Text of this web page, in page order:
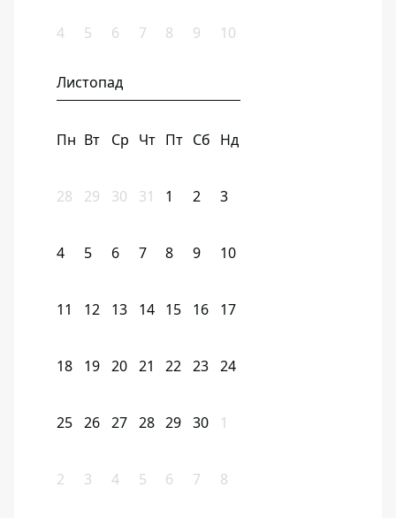
4 5 6 7 8 9 10
Листопад
Пн Вт Ср Чт Пт Сб Нд
28 29 30 31 1 2 3
4 5 6 7 8 9 10
11 12 13 14 15 16 17
18 19 20 21 22 23 24
25 26 27 28 29 30 1
2 3 4 5 6 7 8